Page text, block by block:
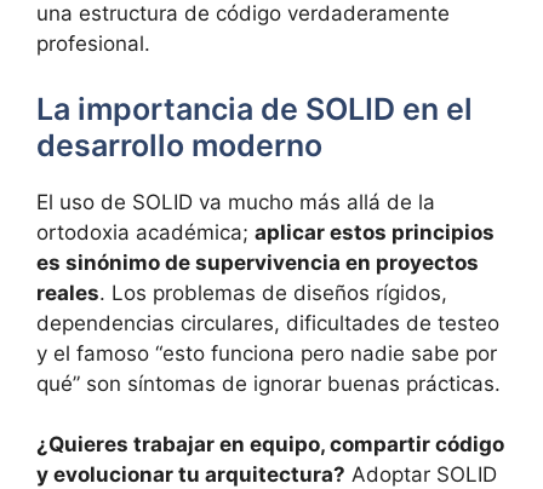
una estructura de código verdaderamente
profesional.
La importancia de SOLID en el
desarrollo moderno
El uso de SOLID va mucho más allá de la
ortodoxia académica; aplicar estos principios
es sinónimo de supervivencia en proyectos
reales. Los problemas de diseños rígidos,
dependencias circulares, dificultades de testeo
y el famoso “esto funciona pero nadie sabe por
qué” son síntomas de ignorar buenas prácticas.
¿Quieres trabajar en equipo, compartir código
y evolucionar tu arquitectura? Adoptar SOLID